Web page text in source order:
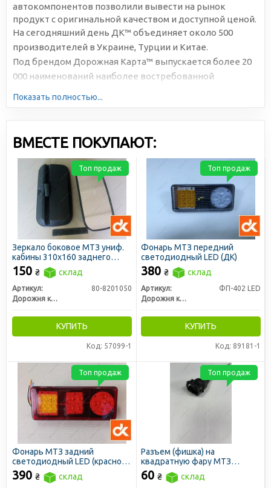
автокомпонентов позволили вывести на рынок
продукт с оригинальной качеством и доступной ценой.
На сегодняшний день ДК™ объединяет около 500
производителей в Украине, Турции и Китае.
Под брендом Дорожная Карта™ выпускается более 20
000 наименований наиболее востребованной
Показать полностью...
ВМЕСТЕ ПОКУПАЮТ:
Зеркало боковое МТЗ униф.
кабины 310х160 заднего
вида (ДК)
150 ₴ склад
Артикул:
80-8201050
Дорожня карта
КУПИТЬ
Код: 57099-1
Топ продаж
Фонарь МТЗ передний
светодиодный LED (ДК)
380 ₴ склад
Артикул:
ФП-402 LED
Дорожня карта
КУПИТЬ
Код: 89181-1
Топ продаж
Фонарь МТЗ задний
светодиодный LED (красное
стекло) (ДК)
390 ₴ склад
Топ продаж
Разъем (фишка) на
квадратную фару МТЗ
ФГ-308
60 ₴ склад
Топ продаж